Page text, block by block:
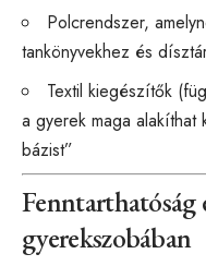
Polcrendszer,
tankönyvekhez és
Textil kiegészítők
a gyerek maga alakíthat
bázist”
Fenntarthatóság
gyerekszobában